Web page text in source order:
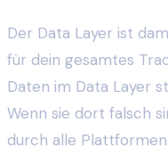
Der Data Layer ist
für dein gesamtes
Daten im Data Layer
Wenn sie dort falsch
durch alle